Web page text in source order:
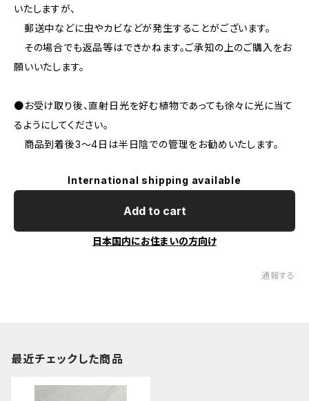
いたしますが、
郵送中などに虫やカビなどが発生することがございます。
その場合でも返品等はできかねます。ご承知の上のご購入をお
願いいたします。
●お受け取り後、直射日光を好む植物であっても徐々に光に当て
るようにしてください。
商品到着後3～4日は半日陰での管理をお勧めいたします。
International shipping available
Add to cart
日本国内にお住まいの方向け
通報する
最近チェックした商品